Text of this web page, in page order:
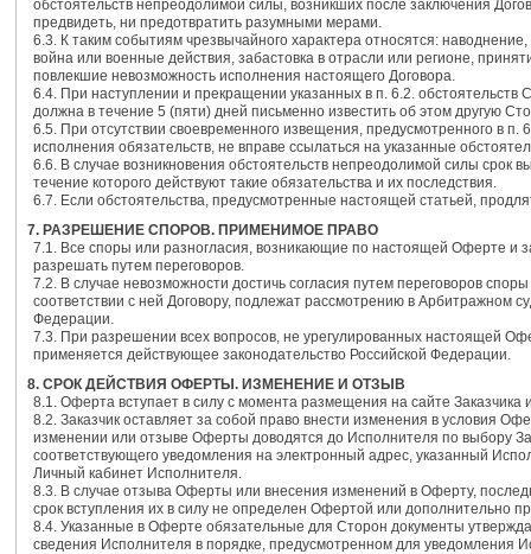
обстоятельств непреодолимой силы, возникших после заключения
предвидеть, ни предотвратить разумными мерами.
6.3. К таким событиям чрезвычайного характера относятся:
война или военные действия, забастовка в отрасли или регионе,
повлекшие невозможность исполнения настоящего Договора.
6.4. При наступлении и прекращении указанных в п. 6.2. обстоятельств
должна в течение 5 (пяти) дней письменно известить об этом другую
6.5. При отсутствии своевременного извещения, предусмотренного в
исполнения обязательств, не вправе ссылаться на указанные
6.6. В случае возникновения обстоятельств непреодолимой силы срок
течение которого действуют такие обязательства и их последствия.
6.7. Если обстоятельства, предусмотренные настоящей статьей,
7. РАЗРЕШЕНИЕ СПОРОВ. ПРИМЕНИМОЕ ПРАВО
7.1. Все споры или разногласия, возникающие по настоящей Оферте и
разрешать путем переговоров.
7.2. В случае невозможности достичь согласия путем переговоров
соответствии с ней Договору, подлежат рассмотрению в Арбитражном
Федерации.
7.3. При разрешении всех вопросов, не урегулированных настоящей
применяется действующее законодательство Российской Федерации.
8. СРОК ДЕЙСТВИЯ ОФЕРТЫ. ИЗМЕНЕНИЕ И ОТЗЫВ
8.1. Оферта вступает в силу с момента размещения на сайте Заказчика
8.2. Заказчик оставляет за собой право внести изменения в условия
изменении или отзыве Оферты доводятся до Исполнителя по выбору
соответствующего уведомления на электронный адрес, указанный
Личный кабинет Исполнителя.
8.3. В случае отзыва Оферты или внесения изменений в Оферту,
срок вступления их в силу не определен Офертой или дополнительно
8.4. Указанные в Оферте обязательные для Сторон документы
сведения Исполнителя в порядке, предусмотренном для уведомления